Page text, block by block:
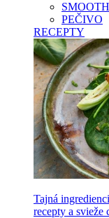
PEČIVO
RECEPTY
Tajná
recepty a svieže